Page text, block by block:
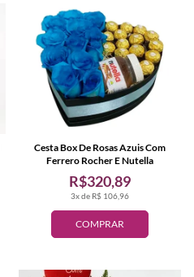
COMPRAR
3x de R$ 106,96
R$320,89
Cesta Box De Rosas Azuis Com
Ferrero Rocher E Nutella